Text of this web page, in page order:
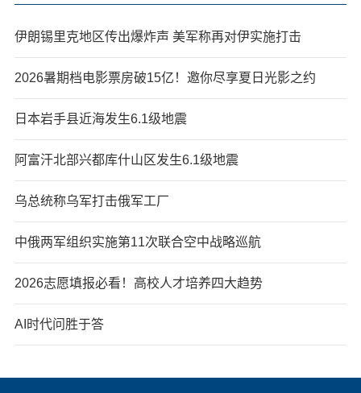
伊朗锡里克地区传出爆炸声 美军称再对伊实施打击
2026暑期档电影票房破15亿！邀你尽享夏日光影之约
日本岩手县近海发生6.1级地震
阿富汗北部兴都库什山区发生6.1级地震
乌总统称乌军打击俄军工厂
中俄两军组织实施第11次联合空中战略巡航
2026志愿填报必看！高校人才培养四大趋势
AI时代问胜于答